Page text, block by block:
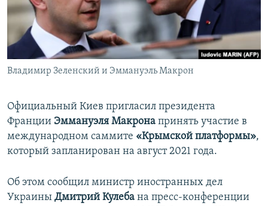
ПОБЕДИТЕЛЕЙ НЕ СУДЯТ?
КРЫМ.НЕПОКОРЕННЫЙ
ELIFBE
УКРАИНСКАЯ ПРОБЛЕМА КРЫМА
ПРИСОЕДИНЯЙТЕСЬ!
Владимир Зеленский и Эммануэль Макрон
Официальный Киев пригласил президента
Франции Эммануэля Макрона принять участие в
международном саммите «Крымской платформы»,
который запланирован на август 2021 года.
Об этом сообщил министр иностранных дел
Украины Дмитрий Кулеба на пресс-конференции